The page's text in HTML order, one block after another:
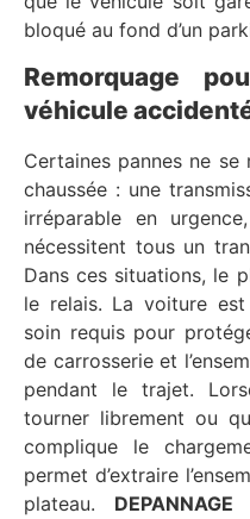
bloqué au fond d’un
Remorquage
véhicule
Certaines pannes ne
chaussée : une
irréparable en
nécessitent tous un
Dans ces situations, le
le relais. La voiture
soin requis pour
de carrosserie et
pendant le trajet.
tourner librement ou
complique le
permet d’extraire
plateau.